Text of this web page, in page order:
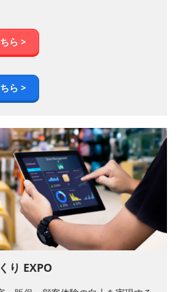
ら >
ら >
り EXPO